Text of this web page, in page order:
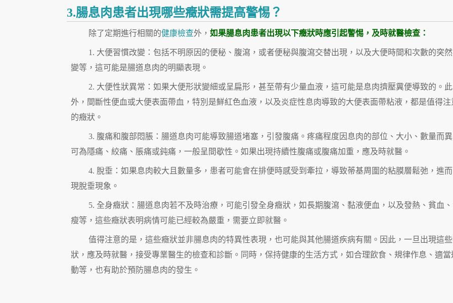
3.腸息肉患者出現哪些癥狀需提高警惕？
除了定期進行相關的健康檢查外， 如果腸息肉患者出現以下癥狀時應引起警惕，及時就醫檢查：
1. 大便習慣改變：包括不明原因的便秘、腹瀉，或者便秘與腹瀉交替出現，以及大便時間和次數的突
變等，這可能是腸道息肉的明顯表現。
2. 大便性狀異常：如果大便形狀變細或呈扁形，甚至帶有少量血液，這可能是息肉擠壓糞便導致的。此
外，間斷性便血或大便表面帶血，特別是鮮紅色血液，以及炎症性息肉導致的大便表面帶粘液，都是值得注
的癥狀。
3. 腹痛和腹部悶脹：腸道息肉可能導致腸道堵塞，引發腹痛。疼痛程度因息肉的部位、大小、數量而
可為隱痛、絞痛、脹痛或鈍痛，一般呈間歇性。如果出現持續性腹痛或腹痛加重，應及時就醫。
4. 脫垂：如果息肉較大且數量多，患者可能會在排便時感受到牽拉，導致蒂基周圍的粘膜層鬆弛，進
現脫垂現象。
5. 全身癥狀：腸道息肉若不及時治療，可能引發全身癥狀，如長期腹瀉、黏液便血，以及發熱、貧血
瘦等，這些癥狀表明病情可能已經較為嚴重，需要立即就醫。
值得注意的是，這些癥狀並非腸息肉的特異性表現，也可能與其他腸道疾病有關。因此，一旦出現這
狀，應及時就醫，接受專業醫生的檢查和診斷。同時，保持健康的生活方式，如合理飲食、規律作息、適當
動等，也有助於預防腸息肉的發生。